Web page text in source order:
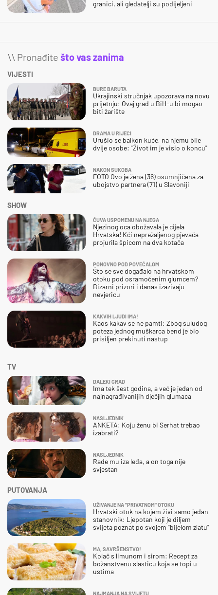
granici, ali gledatelji su podijeljeni
\\ Pronađite što vas zanima
VIJESTI
BURE BARUTA
Ukrajinski stručnjak upozorava na novu
prijetnju: Ovaj grad u BiH-u bi mogao
biti žarište
DRAMA U RIJECI
Urušio se balkon kuće, na njemu bile
dvije osobe: "Život im je visio o koncu"
NAKON SUKOBA
FOTO Ovo je žena (36) osumnjičena za
ubojstvo partnera (71) u Slavoniji
SHOW
ČUVA USPOMENU NA NJEGA
Njezinog oca obožavala je cijela
Hrvatska! Kći neprežaljenog pjevača
projurila špicom na dva kotača
PONOVNO POD POVEĆALOM
Što se sve događalo na hrvatskom
otoku pod osramoćenim glumcem?
Bizarni prizori i danas izazivaju
nevjericu
KAKVIH LJUDI IMA!
Kaos kakav se ne pamti: Zbog suludog
poteza jednog muškarca bend je bio
prisiljen prekinuti nastup
TV
DALEKI GRAD
Ima tek šest godina, a već je jedan od
najnagrađivanijih dječjih glumaca
NASLJEDNIK
ANKETA: Koju ženu bi Serhat trebao
izabrati?
NASLJEDNIK
Rade mu iza leđa, a on toga nije
svjestan
PUTOVANJA
UŽIVANJE NA "PRIVATNOM" OTOKU
Hrvatski otok na kojem živi samo jedan
stanovnik: Ljepotan koji je diljem
svijeta poznat po svojem "bijelom zlatu"
MA, SAVRŠENSTVO!
Kolač s limunom i sirom: Recept za
božanstvenu slasticu koja se topi u
ustima
NAJMANJA NA SVIJETU